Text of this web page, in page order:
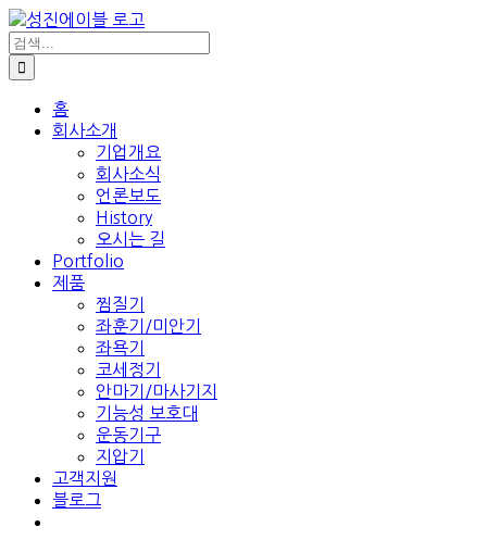
콘
텐
츠
로
검
색:
홈
회사소개
기업개요
회사소식
언론보도
History
오시는 길
Portfolio
제품
찜질기
좌훈기/미안기
좌욕기
코세정기
안마기/마사기지
기능성 보호대
운동기구
지압기
고객지원
블로그